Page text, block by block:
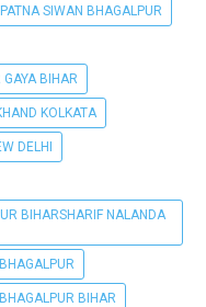
SIWAN BHAGALPUR
BIHAR
KOLKATA
DELHI
BIHARSHARIF NALANDA
BIHAR